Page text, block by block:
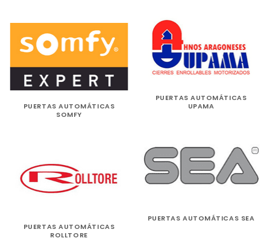
PUERTAS AUTOMÁTICAS
UPAMA
PUERTAS AUTOMÁTICAS
SOMFY
PUERTAS AUTOMÁTICAS SEA
PUERTAS AUTOMÁTICAS
ROLLTORE